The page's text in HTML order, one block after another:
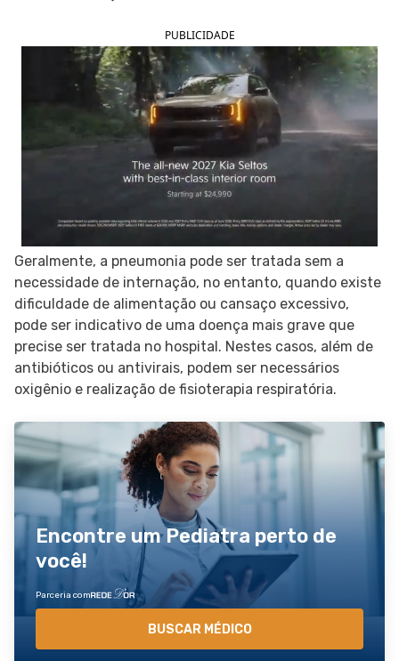
PUBLICIDADE
Geralmente, a pneumonia pode ser tratada sem a
necessidade de internação, no entanto, quando existe
dificuldade de alimentação ou cansaço excessivo,
pode ser indicativo de uma doença mais grave que
precise ser tratada no hospital. Nestes casos, além de
antibióticos ou antivirais, podem ser necessários
oxigênio e realização de fisioterapia respiratória.
Encontre um Pediatra perto de
você!
Parceria com
BUSCAR MÉDICO